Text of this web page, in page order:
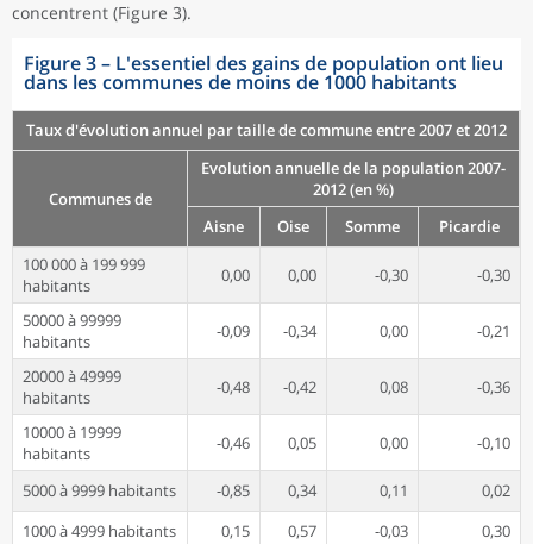
concentrent (Figure 3).
Figure 3– L'essentiel des gains de population ont lieu
dans les communes de moins de 1000 habitants
Taux d'évolution annuel par taille de commune entre 2007 et 2012
Communes de
Evolution annuelle de la population 2007-
2012 (en %)
Aisne
Oise Somme
Picardie
100 000 à 199 999
habitants
0,00 0,00 -0,30 -0,30
50000 à 99999
habitants
-0,09 -0,34 0,00 -0,21
20000 à 49999
habitants
-0,48 -0,42 0,08 -0,36
10000 à 19999
habitants
-0,46 0,05 0,00 -0,10
5000 à 9999 habitants -0,85 0,34 0,11
0,02
1000 à 4999 habitants
0,15 0,57 -0,03
0,30